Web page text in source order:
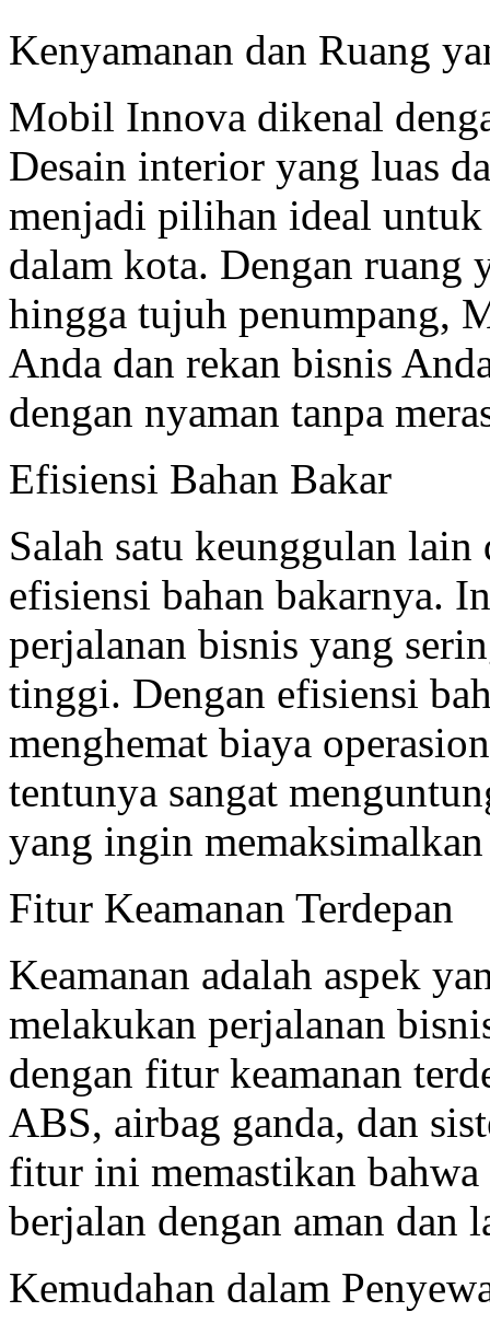
Kenyamanan dan Ruang
Mobil Innova dikenal
Desain interior yang luas
menjadi pilihan ideal
dalam kota. Dengan ruang
hingga tujuh penumpang,
Anda dan rekan bisnis
dengan nyaman tanpa
Efisiensi Bahan Bakar
Salah satu keunggulan
efisiensi bahan bakarnya.
perjalanan bisnis yang
tinggi. Dengan efisiensi
menghemat biaya
tentunya sangat
yang ingin
Fitur Keamanan Terdepan
Keamanan adalah aspek
melakukan perjalanan
dengan fitur keamanan
ABS, airbag ganda, dan
fitur ini memastikan
berjalan dengan aman dan
Kemudahan dalam